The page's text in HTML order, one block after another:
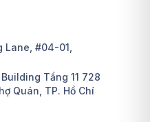
Lane, #04-01,
Tầng 11 728
Quán, TP. Hồ Chí